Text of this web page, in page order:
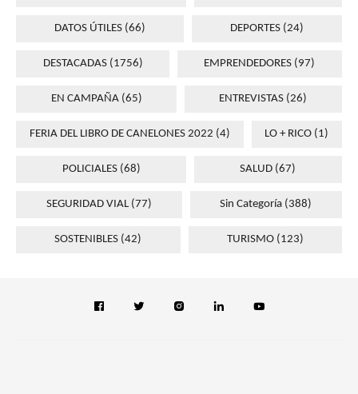
DATOS ÚTILES (66) DEPORTES(24)
DESTACADAS(1756) EMPRENDEDORES (97)
EN CAMPAÑA(65) ENTREVISTAS (26)
FERIA DEL LIBRO DE CANELONES 2022 (4) LO + RICO (1)
POLICIALES(68) SALUD (67)
SEGURIDAD VIAL(77) Sin Categoría (388)
SOSTENIBLES (42) TURISMO(123)